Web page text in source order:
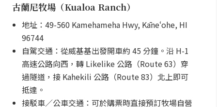
古蘭尼牧場（Kualoa Ranch）
地址：49-560 Kamehameha Hwy, Kāneʻohe, HI
96744
自駕交通：從威基基出發開車約 45 分鐘。沿 H-1
高速公路向西，轉 Likelike 公路（Route 63）穿
過隧道，接 Kahekili 公路（Route 83）北上即可
抵達。
接駁車／公車交通：可於購票時直接預訂牧場自營